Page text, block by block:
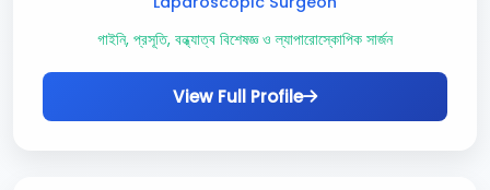
গাইনি, প্রসূতি, বন্ধ্যাত্ব বিশেষজ্ঞ ও ল্যাপারোস্কোপিক সার্জন
View Full Profile